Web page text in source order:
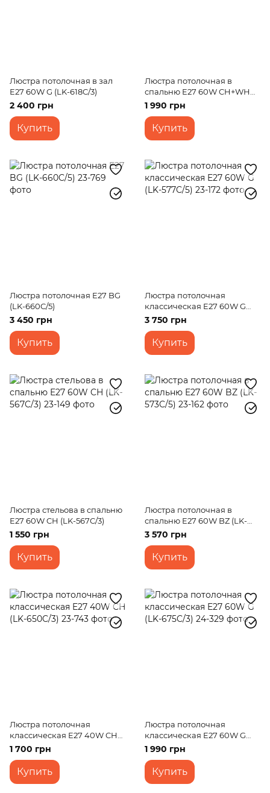
Люстра потолочная в зал
E27 60W G (LK-618C/3)
2 400 грн
Купить
Люстра потолочная в
спальню E27 60W CH+WH
(LK-569C/3)
1 990 грн
Купить
Люстра потолочная E27 BG
(LK-660C/5)
3 450 грн
Купить
Люстра потолочная
классическая E27 60W G
(LK-577C/5)
3 750 грн
Купить
Люстра стельова в спальню
E27 60W CH (LK-567C/3)
1 550 грн
Купить
Люстра потолочная в
спальню E27 60W BZ (LK-
573C/5)
3 570 грн
Купить
Люстра потолочная
классическая E27 40W CH
(LK-650C/3)
1 700 грн
Купить
Люстра потолочная
классическая E27 60W G
(LK-675C/3)
1 990 грн
Купить